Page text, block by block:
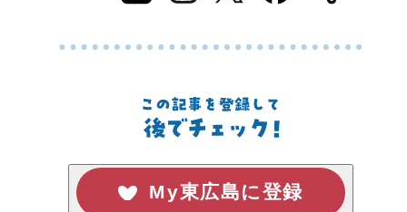
My東広島に登録